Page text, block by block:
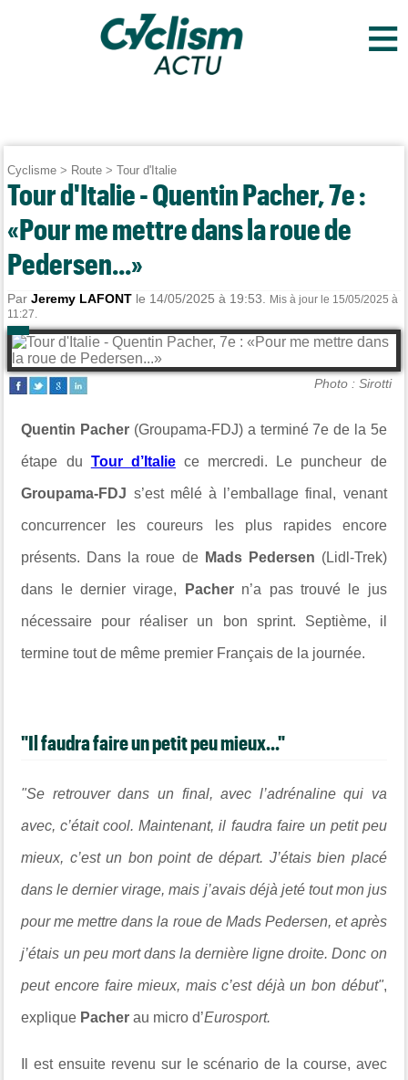
≡
Cyclisme > Route >Tour d'Italie
Tour d'Italie - Quentin Pacher, 7e :
«Pour me mettre dans la roue de
Pedersen...»
ParJeremy LAFONT le 14/05/2025 à 19:53.
Mis à jour le 15/05/2025 à
11:27.
Photo : Sirotti
Quentin Pacher (Groupama-FDJ) a terminé 7e de la 5e
étape du Tour d’Italiece mercredi. Le puncheur de
Groupama-FDJ s’est mêlé à l’emballage final, venant
concurrencer les coureurs les plus rapides encore
présents. Dans la roue de Mads Pedersen (Lidl-Trek)
dans le dernier virage, Pachern’a pas trouvé le jus
nécessaire pour réaliser un bon sprint. Septième, il
termine tout de même premier Français de la journée.
"Il faudra faire un petit peu mieux..."
"Se retrouver dans un final, avec l’adrénaline qui va
avec, c’était cool. Maintenant, il faudra faire un petit peu
mieux, c’est un bon point de départ. J’étais bien placé
dans le dernier virage, mais j’avais déjà jeté tout mon jus
pour me mettre dans la roue de Mads Pedersen, et après
j’étais un peu mort dans la dernière ligne droite. Donc on
peut encore faire mieux, mais c’est déjà un bon début",
explique Pacher au micro d’Eurosport.
Il est ensuite revenu sur le scénario de la course, avec